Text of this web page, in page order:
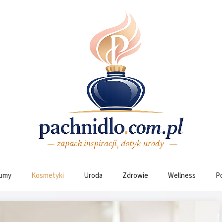
Kosmetyki Uroda Zdrowie Wellness